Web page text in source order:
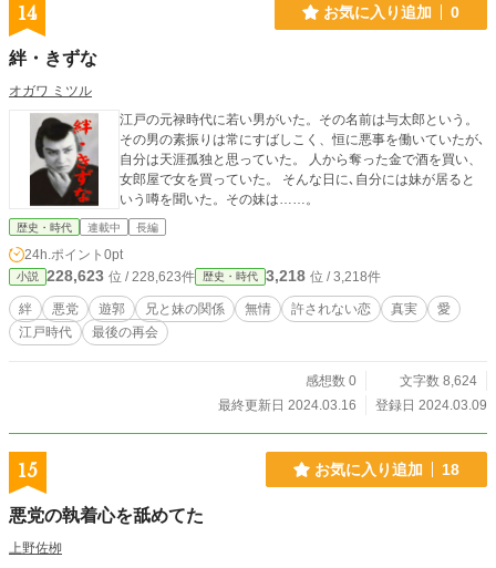
14 お気に入り追加 0
絆・きずな
オガワ ミツル
江戸の元禄時代に若い男がいた。その名前は与太郎という。
その男の素振りは常にすばしこく、恒に悪事を働いていたが､
自分は天涯孤独と思っていた。 人から奪った金で酒を買い、
女郎屋で女を買っていた。 そんな日に､自分には妹が居ると
いう噂を聞いた。その妹は……。
歴史・時代 連載中 長編
24h.ポイント 0pt
小説 228,623 位 / 228,623件 歴史・時代 3,218 位 / 3,218件
絆 悪党 遊郭 兄と妹の関係 無情 許されない恋 真実
愛
江戸時代
最後の再会
感想数 0
文字数 8,624
最終更新日 2024.03.16
登録日 2024.03.09
15 お気に入り追加 18
悪党の執着心を舐めてた
上野佐栁